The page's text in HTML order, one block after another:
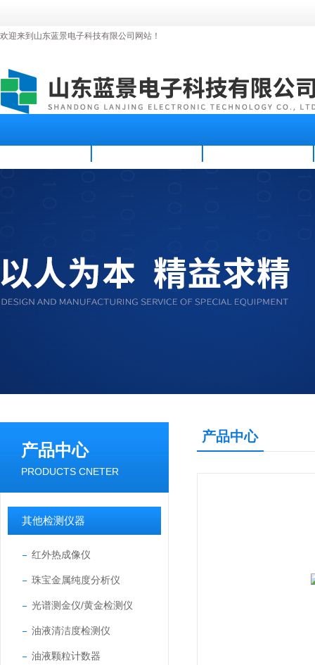
欢迎来到山东蓝景电子科技有限公司网站！
产品中心
PRODUCTS CNETER
其他检测仪器
红外热成像仪
珠宝金属纯度分析仪
光谱测金仪/黄金检测仪
油液清洁度检测仪
油液颗粒计数器
产品中心